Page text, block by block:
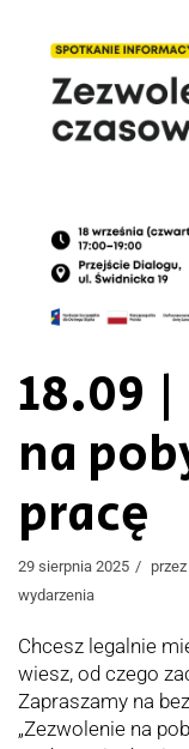
18.09
na
pracę
29 sierpnia 2025 przez
wydarzenia
Chcesz legalnie
wiesz, od czego
Zapraszamy na
„Zezwolenie na